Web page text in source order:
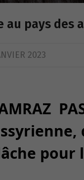
au pays des
2023